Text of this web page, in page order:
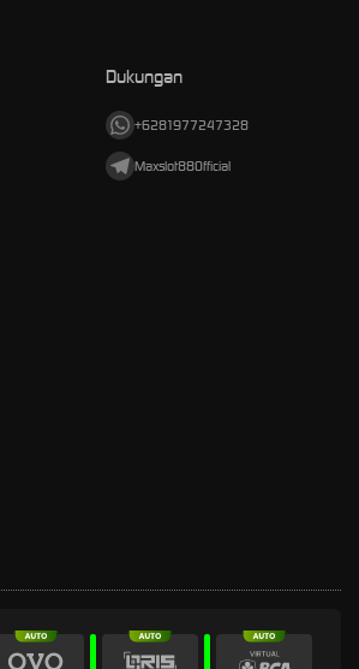
Dukungan
+6281977247328
Maxslot88Official